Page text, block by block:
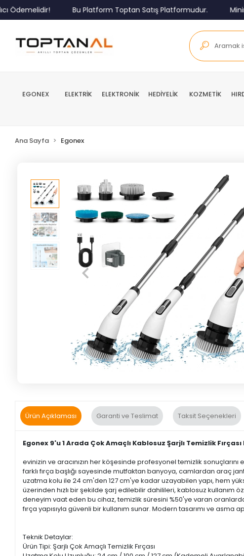
Bu Platform Toptan Satış Platformudur.
EGONEX ELEKTRİK ELEKTRONİK HEDİYELİK KOZMETİK
Ana Sayfa Egonex
Ürün Açıklaması Garanti ve Teslimat Taksit Seçenekleri
Egonex 9'u 1 Arada Çok Amaçlı Kablosuz Şarjlı Temizlik Fırçası
evinizin ve aracınızın her köşesinde profesyonel temizlik
farklı fırça başlığı sayesinde mutfaktan banyoya, camlardan araç
uzatma kolu ile 24 cm'den 127 cm'ye kadar uzayabilen yapı, hem
üzerinden hızlı bir şekilde şarj edilebilir dahilileri, kablosuz kullanım
deneyim vaat eden bu cihaz, temizlik süresini %50'ye varan
fırça yapısıyla güvenli bir kullanım sunar. Modern tasarımı ve
Teknik Detaylar:
Ürün Tipi: Şarjlı Çok Amaçlı Temizlik Fırçası